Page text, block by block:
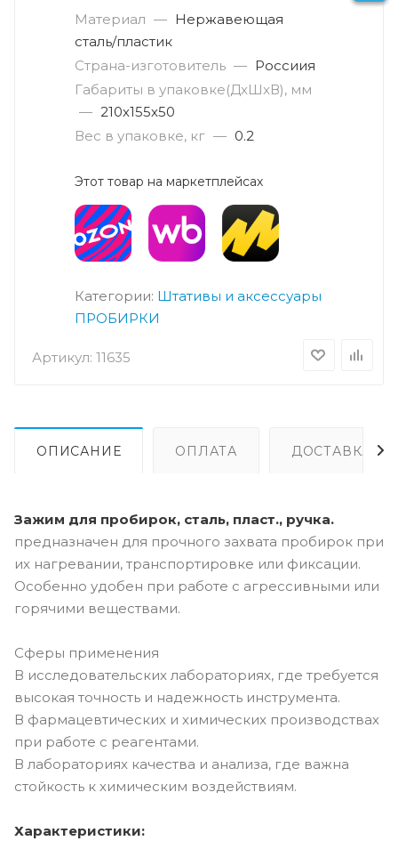
Артикул: 11635
Материал — Нержавеющая
сталь/пластик
Страна-изготовитель — Россиия
Габариты в упаковке(ДxШxВ), мм
— 210х155х50
Вес в упаковке, кг — 0.2
Этот товар на маркетплейсах
Категории: Штативы и аксессуары
ПРОБИРКИ
ОПИСАНИЕ ОПЛАТА ДОСТАВКА
Зажим для пробирок, сталь, пласт., ручка.
предназначен для прочного захвата пробирок при
их нагревании, транспортировке или фиксации.
Особенно удобен при работе с агрессивными или
горячими веществами.
Сферы применения
В исследовательских лабораториях, где требуется
высокая точность и надежность инструмента.
В фармацевтических и химических производствах
при работе с реагентами.
В лабораториях качества и анализа, где важна
стойкость к химическим воздействиям.
Характеристики: